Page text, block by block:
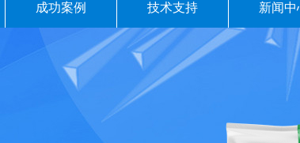
成功案例 技术支持 新闻中